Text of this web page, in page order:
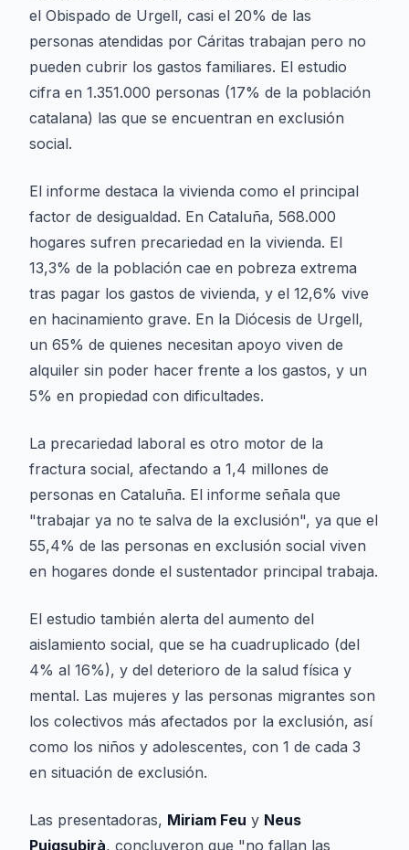
el Obispado de Urgell, casi el 20% de las
personas atendidas por Cáritas trabajan pero no
pueden cubrir los gastos familiares. El estudio
cifra en 1.351.000 personas (17% de la población
catalana) las que se encuentran en exclusión
social.
El informe destaca la vivienda como el principal
factor de desigualdad. En Cataluña, 568.000
hogares sufren precariedad en la vivienda. El
13,3% de la población cae en pobreza extrema
tras pagar los gastos de vivienda, y el 12,6% vive
en hacinamiento grave. En la Diócesis de Urgell,
un 65% de quienes necesitan apoyo viven de
alquiler sin poder hacer frente a los gastos, y un
5% en propiedad con dificultades.
La precariedad laboral es otro motor de la
fractura social, afectando a 1,4 millones de
personas en Cataluña. El informe señala que
"trabajar ya no te salva de la exclusión", ya que el
55,4% de las personas en exclusión social viven
en hogares donde el sustentador principal trabaja.
El estudio también alerta del aumento del
aislamiento social, que se ha cuadruplicado (del
4% al 16%), y del deterioro de la salud física y
mental. Las mujeres y las personas migrantes son
los colectivos más afectados por la exclusión, así
como los niños y adolescentes, con 1 de cada 3
en situación de exclusión.
Las presentadoras, Miriam Feu y Neus
Puigsubirà, concluyeron que "no fallan las